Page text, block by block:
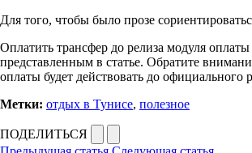
Для того, чтобы было прозе
Оплатить трансфер до релиза модуля
представленным в статье. Обратите
оплаты будет действовать до официального
Метки: отдых в Тунисе, полезное
ПОДЕЛИТЬСЯ